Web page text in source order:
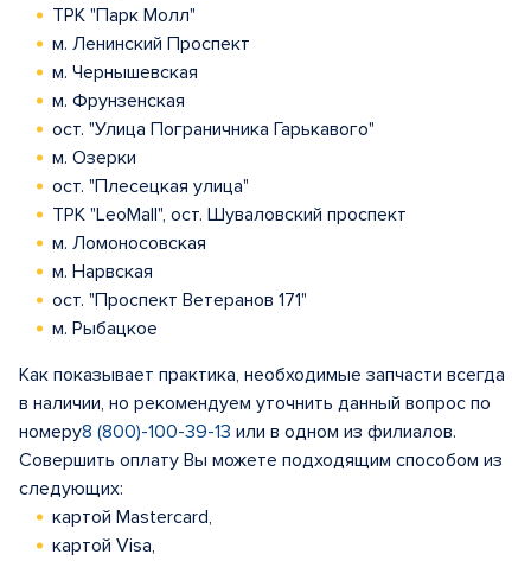
ТРК "Парк Молл"
м. Ленинский Проспект
м. Чернышевская
м. Фрунзенская
ост. "Улица Пограничника Гарькавого"
м. Озерки
ост. "Плесецкая улица"
ТРК "LeoMall", ост. Шуваловский проспект
м. Ломоносовская
м. Нарвская
ост. "Проспект Ветеранов 171"
м. Рыбацкое
Как показывает практика, необходимые запчасти всегда
в наличии, но рекомендуем уточнить данный вопрос по
номеру8 (800)-100-39-13 или в одном из филиалов.
Совершить оплату Вы можете подходящим способом из
следующих:
картой Mastercard,
картой Visa,